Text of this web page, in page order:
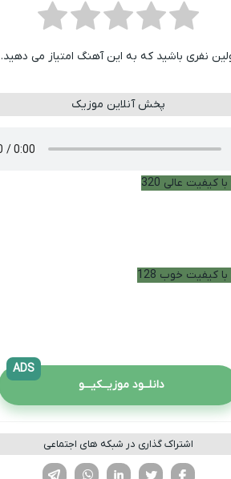
نفری باشید که به این آهنگ امتیاز می دهید.
پخش آنلاین موزیک
کیفیت عالی 320
کیفیت خوب 128
دانلــود موزیــکیـــو
ADS
اشتراک گذاری در شبکه های اجتماعی
لینکدین تویتر
فیسوک